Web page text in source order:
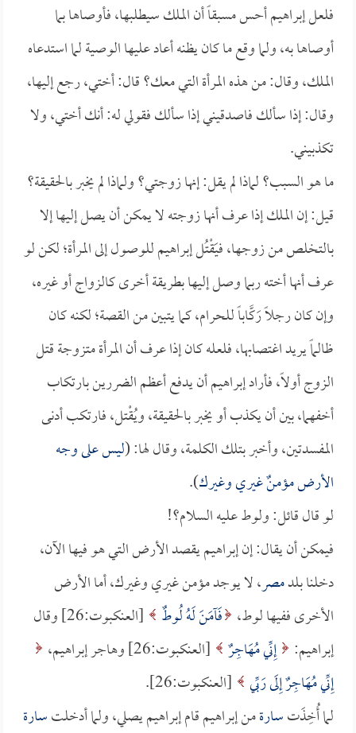
فلعل إبراهيم أحس مسبقاً أن الملك سيطلبها، فأوصاها بما
أوصاها به، ولما وقع ما كان يظنه أعاد عليها الوصية لما استدعاه
الملك، وقال: من هذه المرأة التي معك؟ قال: أختي، رجع إليها،
وقال: إذا سألك فاصدقيني إذا سألك فقولي له: أنك أختي، ولا
تكذبيني.
ما هو السبب؟ لماذا لم يقل: إنها زوجتي؟ ولماذا لم يخبر بالحقيقة؟
قيل: إن الملك إذا عرف أنها زوجته لا يمكن أن يصل إليها إلا
بالتخلص من زوجها، فيَقْتُل إبراهيم للوصول إلى المرأة؛ لكن لو
عرف أنها أخته ربما وصل إليها بطريقة أخرى كالزواج أو غيره،
وإن كان رجلاً رَكَّاباً للحرام، كما يتبين من القصة؛ لكنه كان
ظالماً يريد اغتصابها، فلعله كان إذا عرف أن المرأة متزوجة قتل
الزوج أولاً، فأراد إبراهيم أن يدفع أعظم الضررين بارتكاب
أخفهما، بين أن يكذب أو يخبر بالحقيقة، ويُقْتل، فارتكب أدنى
المفسدتين، وأخبر بتلك الكلمة، وقال لها: (ليس على وجه
الأرض مؤمنٌ غيري وغيرك).
لو قال قائل: ولوط عليه السلام؟!
فيمكن أن يقال: إن إبراهيم يقصد الأرض التي هو فيها الآن،
دخلنا بلدمصر، لا يوجد مؤمن غيري وغيرك، أما الأرض
الأخرى ففيها لوط، فَآمَنَ لَهُ لُوطٌ
[العنكبوت:26] وقال
إبراهيم:
إِنِّي مُهَاجِرٌ [العنكبوت:26] وهاجر إبراهيم،
إِنِّي مُهَاجِرٌ إِلَى رَبِّي [العنكبوت:26].
لما أُخِذَتسارةمن إبراهيم قام إبراهيم يصلي، ولما أدخلتسارة